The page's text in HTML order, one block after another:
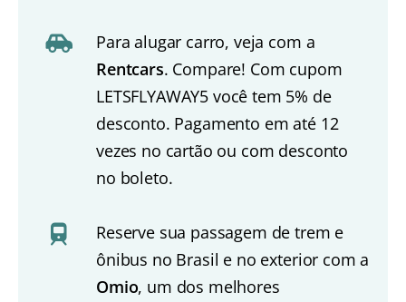
Para alugar carro, veja com a
Rentcars. Compare! Com cupom
LETSFLYAWAY5 você tem 5% de
desconto. Pagamento em até 12
vezes no cartão ou com desconto
no boleto.
Reserve sua passagem de trem e
ônibus no Brasil e no exterior com a
Omio, um dos melhores